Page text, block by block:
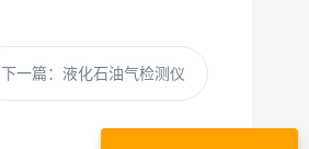
下一篇： 液化石油气检测仪